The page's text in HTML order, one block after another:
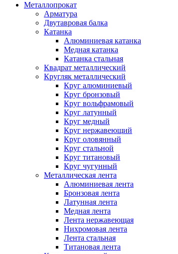
Металлопрокат
Арматура
Двутавровая балка
Катанка
Алюминиевая катанка
Медная катанка
Катанка стальная
Квадрат металлический
Кругляк металлический
Круг алюминиевый
Круг бронзовый
Круг вольфрамовый
Круг латунный
Круг медный
Круг нержавеющий
Круг оловянный
Круг стальной
Круг титановый
Круг чугунный
Металлическая лента
Алюминиевая лента
Бронзовая лента
Латунная лента
Медная лента
Лента нержавеющая
Нихромовая лента
Лента стальная
Титановая лента